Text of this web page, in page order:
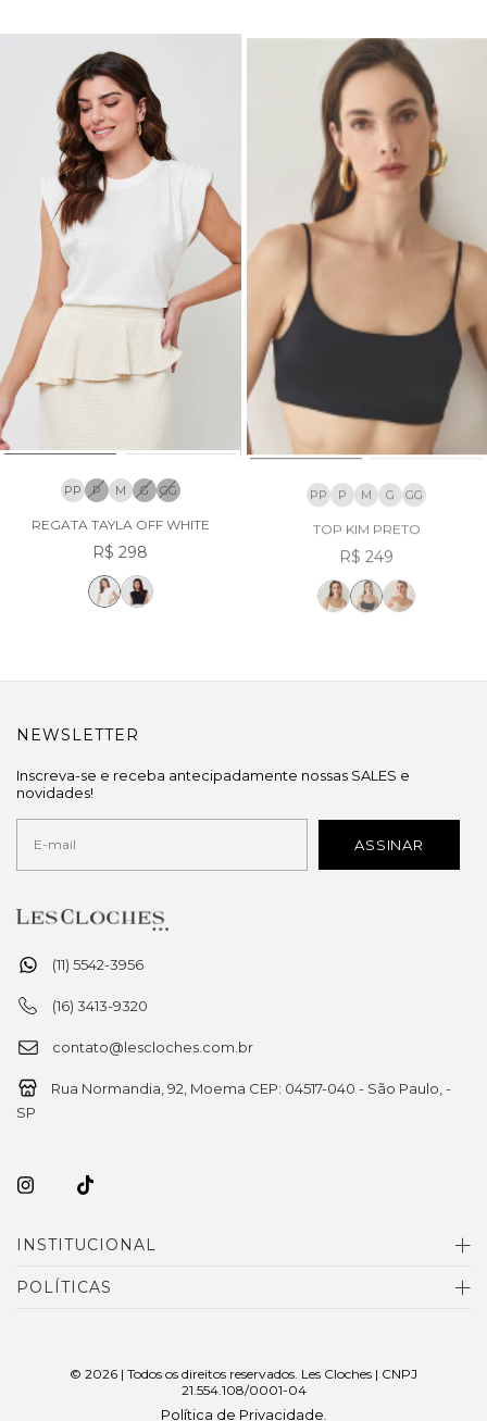
PP P M G GG
REGATA TAYLA OFF WHITE
R$ 298
PP P M G GG
TOP KIM PRETO
R$ 249
(11) 5542-3956
(16) 3413-9320
contato@lescloches.com.br
Rua Normandia, 92, Moema CEP: 04517-040 - São Paulo, -
SP
INSTITUCIONAL
POLÍTICAS
NEWSLETTER
Inscreva-se e receba antecipadamente nossas SALES e
novidades!
© 2026 | Todos os direitos reservados. Les Cloches | CNPJ
21.554.108/0001-04
Política de Privacidade